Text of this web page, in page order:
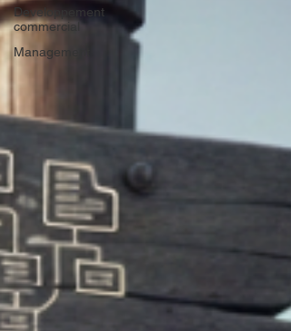
Developpement
commercial
Management